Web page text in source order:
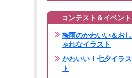
コンテスト＆イベント
梅雨のかわいい＆おし
ゃれなイラスト
かわいい！七夕イラス
ト